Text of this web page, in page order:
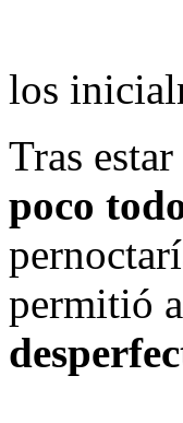
los
Tras
poco
permitió